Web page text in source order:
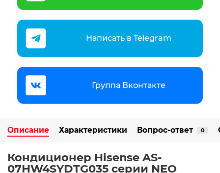
Написать в Telegram
Группа Вконтакте
Описание Характеристики Вопрос-ответ 0
Кондиционер Hisense AS-
07HW4SYDTG035 серии NEO